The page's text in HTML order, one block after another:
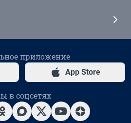
приложение
App Store
в соцсетях